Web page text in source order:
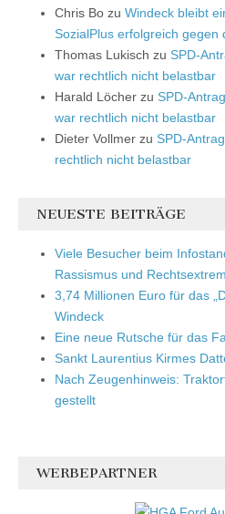
Chris Bo zu Windeck bleibt
SozialPlus erfolgreich gegen
Thomas Lukisch zu SPD-
war rechtlich nicht belastbar
Harald Löcher zu SPD-
war rechtlich nicht belastbar
Dieter Vollmer zu SPD-
rechtlich nicht belastbar
NEUESTE BEITRÄGE
Viele Besucher beim
Rassismus und
3,74 Millionen Euro für das
Windeck
Eine neue Rutsche für das
Sankt Laurentius Kirmes
Nach Zeugenhinweis:
gestellt
WERBEPARTNER